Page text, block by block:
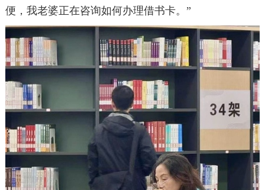
便，我老婆正在咨询如何办理借书卡。”